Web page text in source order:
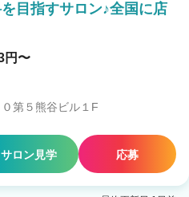
目指すサロン♪全国に店
円〜
第５熊谷ビル１F
サロン見学 応募